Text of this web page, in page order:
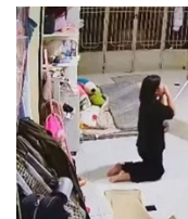
Sản phụ khoa
Nhi khoa
Nam khoa
Làm đẹp - giảm cân
Phòng mạch online
Ăn sạch sống khỏe